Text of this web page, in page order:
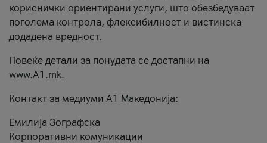
кориснички ориентирани услуги, што обезбедуваат
поголема контрола, флексибилност и вистинска
додадена вредност.
Повеќе детали за понудата се достапни на
www.А1.mk.
Контакт за медиуми А1 Македонија:
Емилија Зографска
Корпоративни комуникации